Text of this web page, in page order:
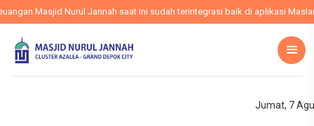
Masjid Nurul Jannah saat ini sudah terintegrasi baik di aplikasi
Jumat, 7